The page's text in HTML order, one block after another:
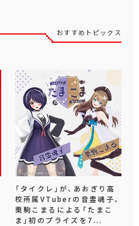
おすすめトピックス
「タイクレ」が、あおぎり高
校所属VTuberの音霊魂子、
栗駒こまるによる「たまこ
ま」初のプライズを7...